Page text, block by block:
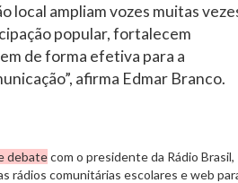
local ampliam vozes muitas
popular, fortalecem
de forma efetiva para a
afirma Edmar Branco.
debatecom o presidente da Rádio Brasil,
rádios comunitárias escolares e web